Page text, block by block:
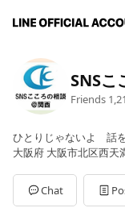
SNSこ
Friends
ひとりじゃないよ 話
大阪府 大阪市北区西天
Chat